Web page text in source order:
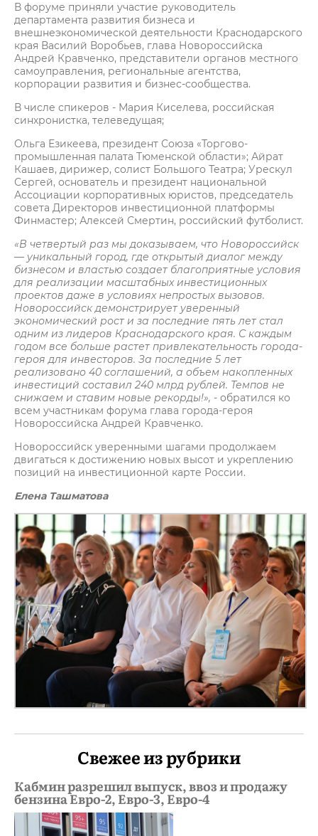
В форуме приняли участие руководитель
департамента развития бизнеса и
внешнеэкономической деятельности Краснодарского
края Василий Воробьев, глава Новороссийска
Андрей Кравченко, представители органов местного
самоуправления, региональные агентства,
корпорации развития и бизнес-сообщества.
В числе спикеров - Мария Киселева, российская
синхронистка, телеведущая;
Ольга Езикеева, президент Союза «Торгово-
промышленная палата Тюменской области»; Айрат
Кашаев, дирижер, солист Большого Театра; Урескул
Сергей, основатель и президент национальной
Ассоциации корпоративных юристов, председатель
совета Директоров инвестиционной платформы
Финмастер; Алексей Смертин, российский футболист.
«В четвертый раз мы доказываем, что Новороссийск
— уникальный город, где открытый диалог между
бизнесом и властью создает благоприятные условия
для реализации масштабных инвестиционных
проектов даже в условиях непростых вызовов.
Новороссийск демонстрирует уверенный
экономический рост и за последние пять лет стал
одним из лидеров Краснодарского края. С каждым
годом все больше растет привлекательность города-
героя для инвесторов. За последние 5 лет
реализовано 40 соглашений, а объем накопленных
инвестиций составил 240 млрд рублей. Темпов не
снижаем и ставим новые рекорды!», - обратился ко
всем участникам форума глава города-героя
Новороссийска Андрей Кравченко.
Новороссийск уверенными шагами продолжаем
двигаться к достижению новых высот и укреплению
позиций на инвестиционной карте России.
Елена Ташматова
Свежее из рубрики
Кабмин разрешил выпуск, ввоз и продажу
бензина Евро-2, Евро-3, Евро-4